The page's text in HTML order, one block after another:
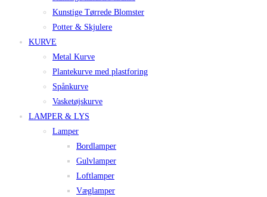
Kunstige Tørrede Blomster
Potter & Skjulere
KURVE
Metal Kurve
Plantekurve med plastforing
Spånkurve
Vasketøjskurve
LAMPER & LYS
Lamper
Bordlamper
Gulvlamper
Loftlamper
Væglamper